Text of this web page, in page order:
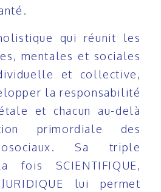
qui réunit les
mentales et sociales
et collective,
la responsabilité
et chacun au-delà
primordiale des
Sa triple
SCIENTIFIQUE,
lui permet